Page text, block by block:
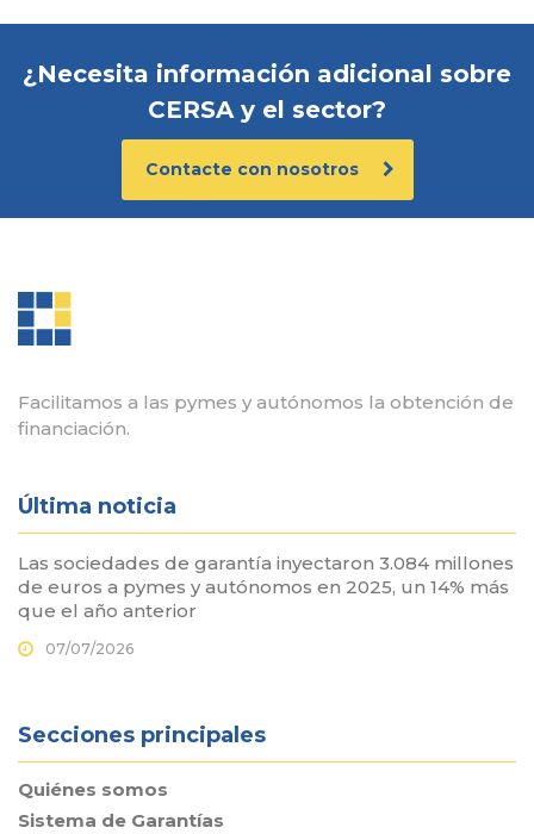
¿Necesita información adicional sobre
CERSA y el sector?
Contacte con nosotros
Facilitamos a las pymes y autónomos la obtención de
financiación.
Última noticia
Las sociedades de garantía inyectaron 3.084 millones
de euros a pymes y autónomos en 2025, un 14% más
que el año anterior
07/07/2026
Secciones principales
Quiénes somos
Sistema de Garantías